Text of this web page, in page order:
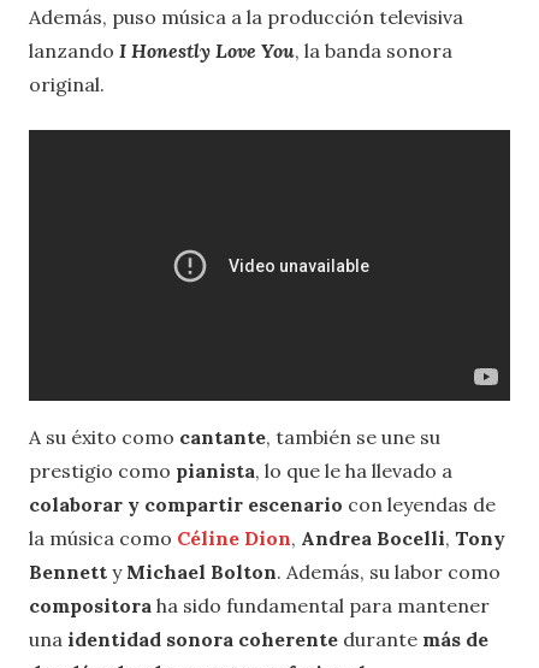
Además, puso música a la producción televisiva
lanzando I Honestly Love You, la banda sonora
original.
A su éxito como cantante, también se une su
prestigio como pianista, lo que le ha llevado a
colaborar y compartir escenario con leyendas de
la música como Céline Dion, Andrea Bocelli, Tony
Bennett y Michael Bolton. Además, su labor como
compositora ha sido fundamental para mantener
una identidad sonora coherente durante más de